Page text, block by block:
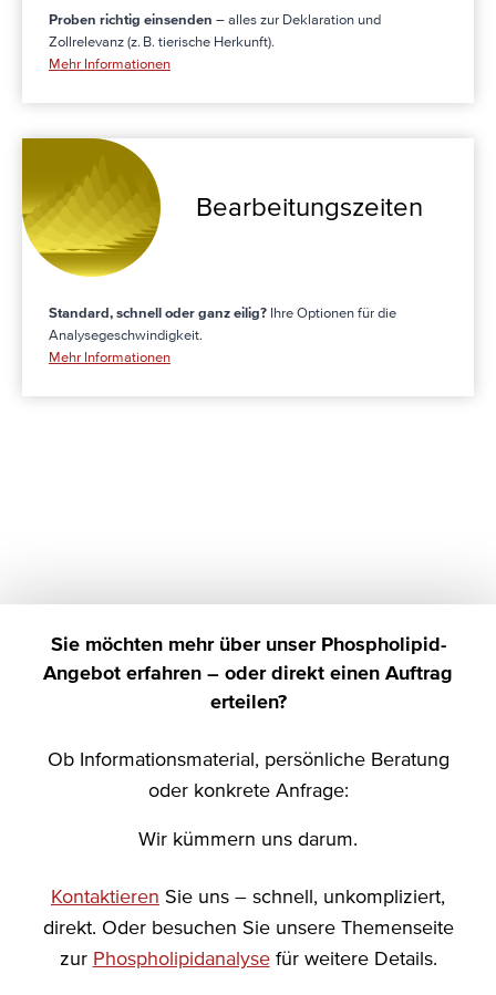
Proben richtig einsenden – alles zur Deklaration und
Zollrelevanz (z. B. tierische Herkunft).
Mehr Informationen
Bearbeitungszeiten
Standard, schnell oder ganz eilig? Ihre Optionen für die
Analysegeschwindigkeit.
Mehr Informationen
Sie möchten mehr über unser Phospholipid-
Angebot erfahren – oder direkt einen Auftrag
erteilen?
Ob Informationsmaterial, persönliche Beratung
oder konkrete Anfrage:
Wir kümmern uns darum.
Kontaktieren Sie uns – schnell, unkompliziert,
direkt. Oder besuchen Sie unsere Themenseite
zur Phospholipidanalysefür weitere Details.